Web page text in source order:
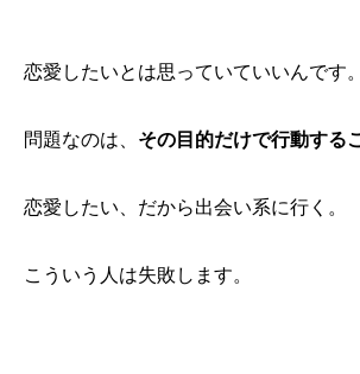
恋愛したいとは思っていていいんです。
問題なのは、 その目的だけで行動する
恋愛したい、だから出会い系に行く。
こういう人は失敗します。